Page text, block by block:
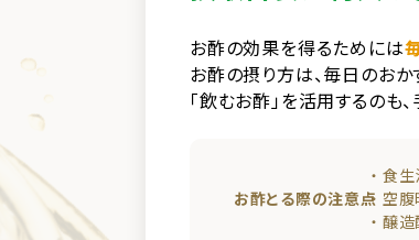
お酢の効果を得るためには
お酢の摂り方は、毎日のお
「飲むお酢」を活用するのも
お酢とる際の注意点
食生
空腹
醸造